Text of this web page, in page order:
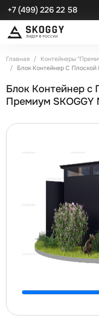
+7 (499) 226 22 58
Главная
Контейнеры
Блок Контейнер С
Блок Контейнер
Премиум SKOGGY